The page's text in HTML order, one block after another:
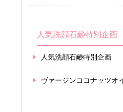
人気洗顔石鹸特別企画
人気洗顔石鹸特別企画
ヴァージンココナッツオ